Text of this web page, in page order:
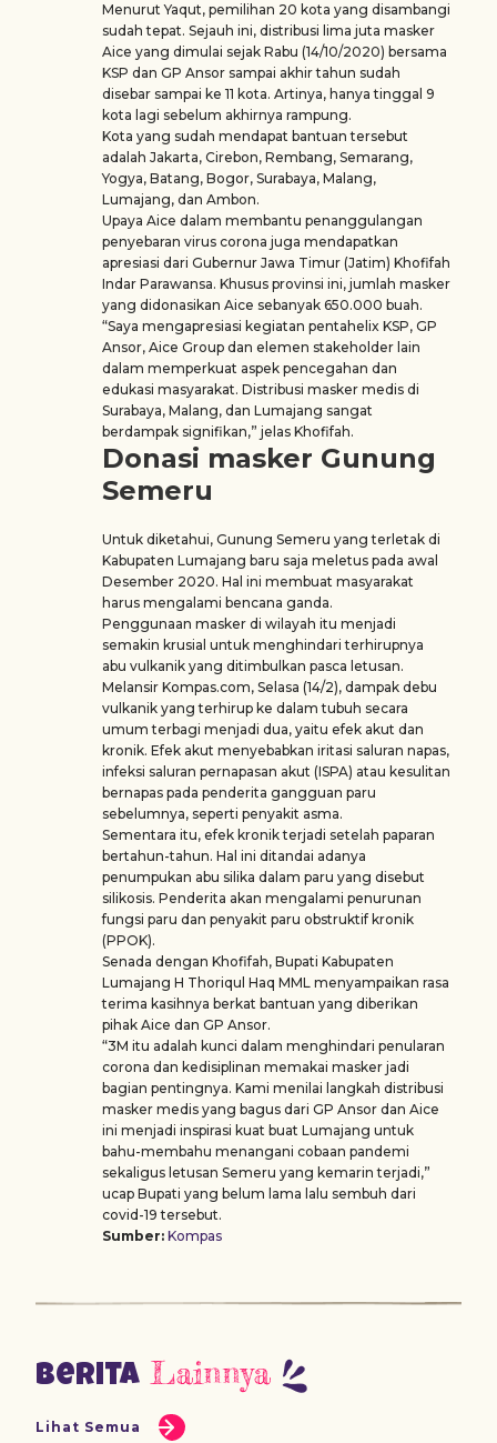
Menurut Yaqut, pemilihan 20 kota yang disambangi
sudah tepat. Sejauh ini, distribusi lima juta masker
Aice yang dimulai sejak Rabu (14/10/2020) bersama
KSP dan GP Ansor sampai akhir tahun sudah
disebar sampai ke 11 kota. Artinya, hanya tinggal 9
kota lagi sebelum akhirnya rampung.
Kota yang sudah mendapat bantuan tersebut
adalah Jakarta, Cirebon, Rembang, Semarang,
Yogya, Batang, Bogor, Surabaya, Malang,
Lumajang, dan Ambon.
Upaya Aice dalam membantu penanggulangan
penyebaran virus corona juga mendapatkan
apresiasi dari Gubernur Jawa Timur (Jatim) Khofifah
Indar Parawansa. Khusus provinsi ini, jumlah masker
yang didonasikan Aice sebanyak 650.000 buah.
“Saya mengapresiasi kegiatan pentahelix KSP, GP
Ansor, Aice Group dan elemen stakeholder lain
dalam memperkuat aspek pencegahan dan
edukasi masyarakat. Distribusi masker medis di
Surabaya, Malang, dan Lumajang sangat
berdampak signifikan,” jelas Khofifah.
Donasi masker Gunung
Semeru
Untuk diketahui, Gunung Semeru yang terletak di
Kabupaten Lumajang baru saja meletus pada awal
Desember 2020. Hal ini membuat masyarakat
harus mengalami bencana ganda.
Penggunaan masker di wilayah itu menjadi
semakin krusial untuk menghindari terhirupnya
abu vulkanik yang ditimbulkan pasca letusan.
Melansir Kompas.com, Selasa (14/2), dampak debu
vulkanik yang terhirup ke dalam tubuh secara
umum terbagi menjadi dua, yaitu efek akut dan
kronik. Efek akut menyebabkan iritasi saluran napas,
infeksi saluran pernapasan akut (ISPA) atau kesulitan
bernapas pada penderita gangguan paru
sebelumnya, seperti penyakit asma.
Sementara itu, efek kronik terjadi setelah paparan
bertahun-tahun. Hal ini ditandai adanya
penumpukan abu silika dalam paru yang disebut
silikosis. Penderita akan mengalami penurunan
fungsi paru dan penyakit paru obstruktif kronik
(PPOK).
Senada dengan Khofifah, Bupati Kabupaten
Lumajang H Thoriqul Haq MML menyampaikan rasa
terima kasihnya berkat bantuan yang diberikan
pihak Aice dan GP Ansor.
“3M itu adalah kunci dalam menghindari penularan
corona dan kedisiplinan memakai masker jadi
bagian pentingnya. Kami menilai langkah distribusi
masker medis yang bagus dari GP Ansor dan Aice
ini menjadi inspirasi kuat buat Lumajang untuk
bahu-membahu menangani cobaan pandemi
sekaligus letusan Semeru yang kemarin terjadi,”
ucap Bupati yang belum lama lalu sembuh dari
covid-19 tersebut.
Sumber: Kompas
Berita Lainnya
Lihat Semua